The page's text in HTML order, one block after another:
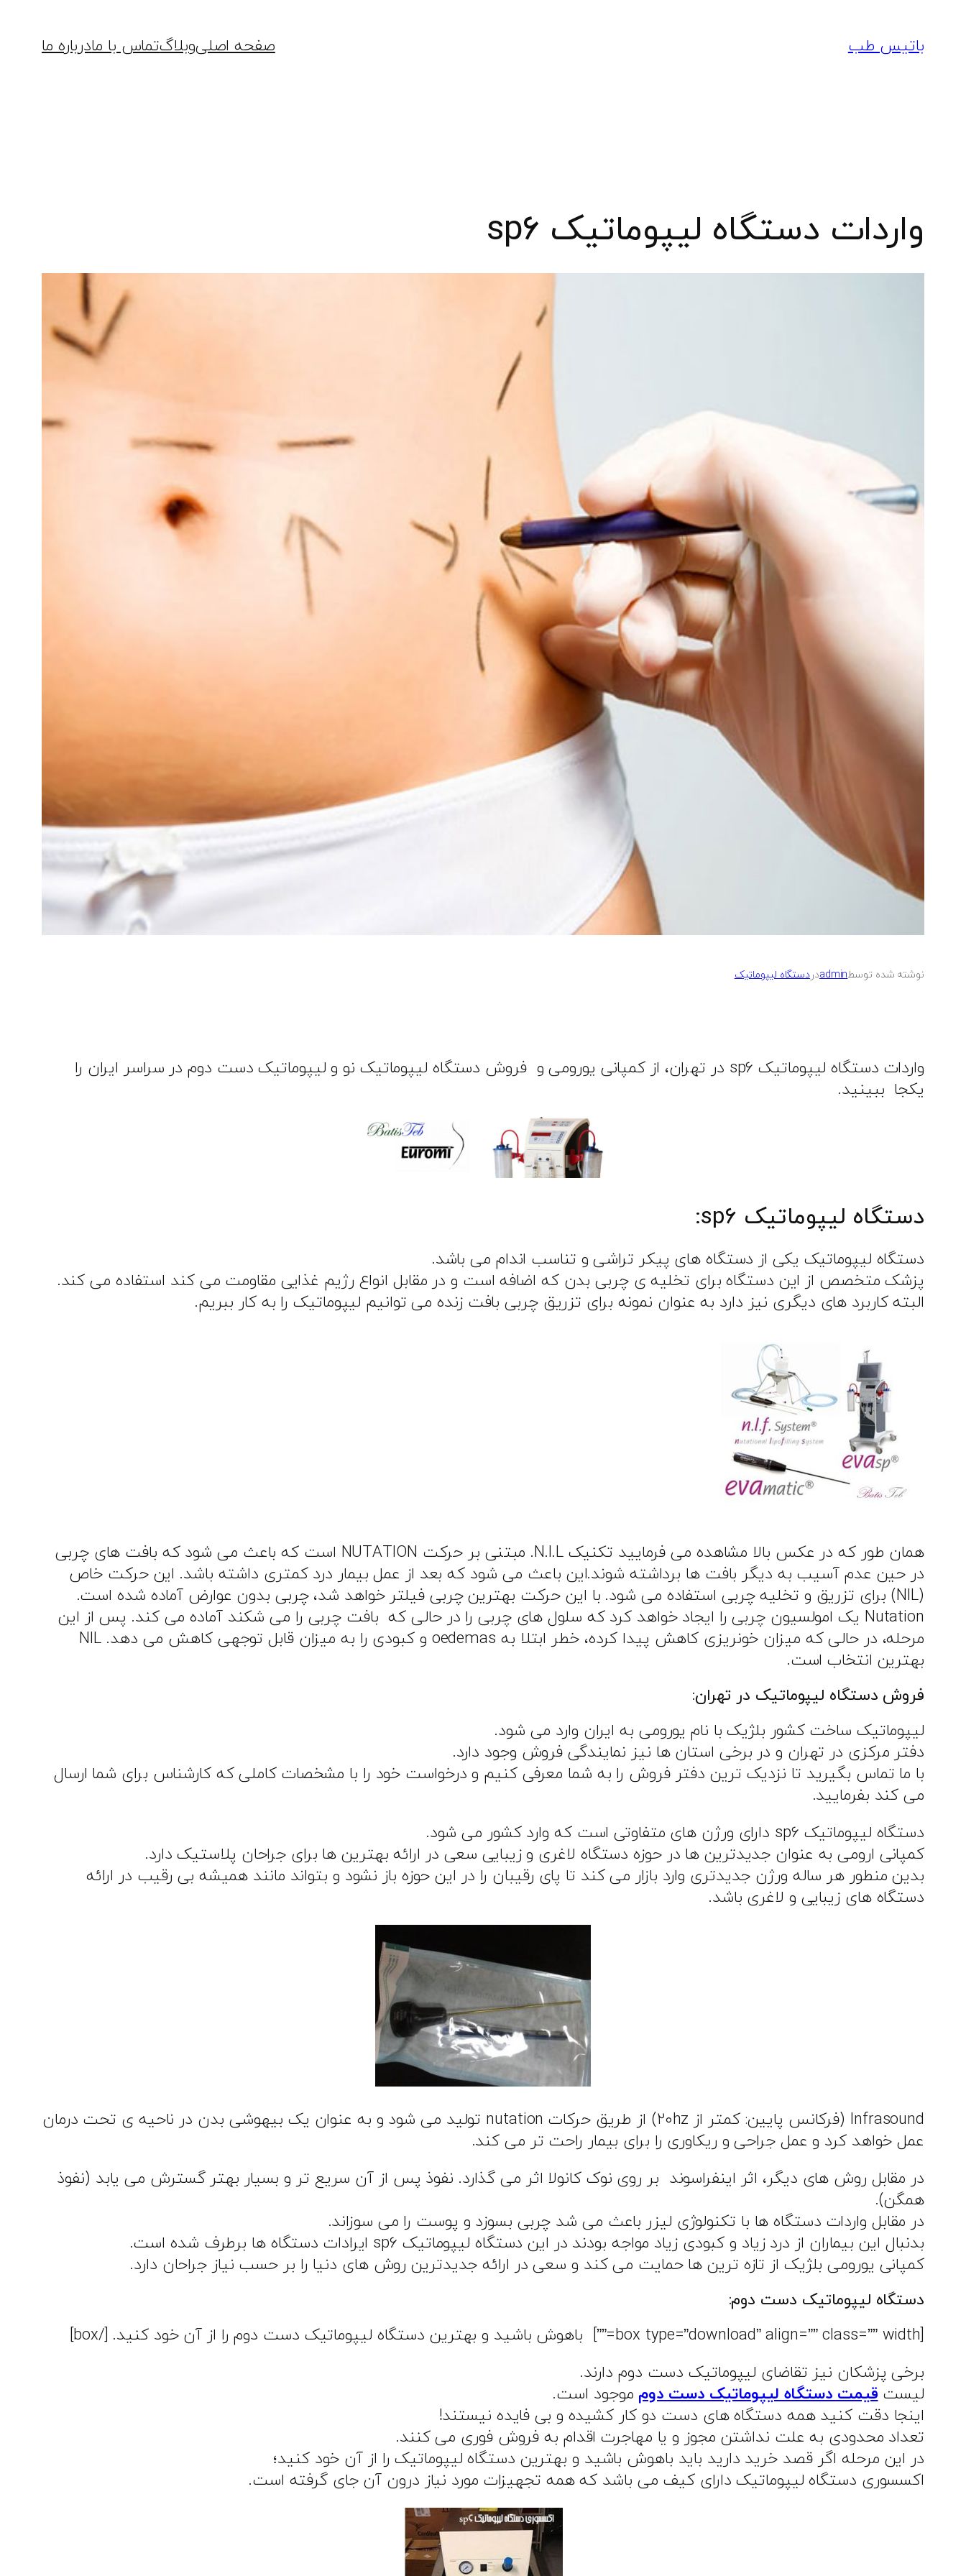
باتیس طب صفحه اصلیوبلاگتماس با مادرباره ما
واردات دستگاه لیپوماتیک sp۶
نوشته شده توسطadminدر دستگاه لیپوماتیک
واردات دستگاه لیپوماتیک sp۶ در تهران، از کمپانی یورومی و فروش دستگاه لیپوماتیک نو و لیپوماتیک دست دوم در سراسر ایران را
یکجا ببینید.
دستگاه لیپوماتیک sp۶:
دستگاه لیپوماتیک یکی از دستگاه های پیکر تراشی و تناسب اندام می باشد.
پزشک متخصص از این دستگاه برای تخلیه ی چربی بدن که اضافه است و در مقابل انواع رژیم غذایی مقاومت می کند استفاده می کند.
البته کاربرد های دیگری نیز دارد به عنوان نمونه برای تزریق چربی بافت زنده می توانیم لیپوماتیک را به کار ببریم.
همان طور که در عکس بالا مشاهده می فرمایید تکنیک N.I.L. مبتنی بر حرکت NUTATION است که باعث می شود که بافت های چربی
در حین عدم آسیب به دیگر بافت ها برداشته شوند.این باعث می شود که بعد از عمل بیمار درد کمتری داشته باشد. این حرکت خاص
(NIL) برای تزریق و تخلیه چربی استفاده می شود. با این حرکت بهترین چربی فیلتر خواهد شد، چربی بدون عوارض آماده شده است.
Nutation یک امولسیون چربی را ایجاد خواهد کرد که سلول های چربی را در حالی که بافت چربی را می شکند آماده می کند. پس از این
مرحله، در حالی که میزان خونریزی کاهش پیدا کرده، خطر ابتلا به oedemas و کبودی را به میزان قابل توجهی کاهش می دهد. NIL
بهترین انتخاب است.
فروش دستگاه لیپوماتیک در تهران:
لیپوماتیک ساخت کشور بلژیک با نام یورومی به ایران وارد می شود.
دفتر مرکزی در تهران و در برخی استان ها نیز نمایندگی فروش وجود دارد.
با ما تماس بگیرید تا نزدیک ترین دفتر فروش را به شما معرفی کنیم و درخواست خود را با مشخصات کاملی که کارشناس برای شما ارسال
می کند بفرمایید.
دستگاه لیپوماتیک sp۶ دارای ورژن های متفاوتی است که وارد کشور می شود.
کمپانی ارومی به عنوان جدیدترین ها در حوزه دستگاه لاغری و زیبایی سعی در ارائه بهترین ها برای جراحان پلاستیک دارد.
بدین منطور هر ساله ورژن جدیدتری وارد بازار می کند تا پای رقیبان را در این حوزه باز نشود و بتواند مانند همیشه بی رقیب در ارائه
دستگاه های زیبایی و لاغری باشد.
Infrasound (فرکانس پایین: کمتر از ۲۰hz) از طریق حرکات nutation تولید می شود و به عنوان یک بیهوشی بدن در ناحیه ی تحت درمان
عمل خواهد کرد و عمل جراحی و ریکاوری را برای بیمار راحت تر می کند.
در مقابل روش های دیگر، اثر اینفراسوند بر روی نوک کانولا اثر می گذارد. نفوذ پس از آن سریع تر و بسیار بهتر گسترش می یابد (نفوذ
همگن).
در مقابل واردات دستگاه ها با تکنولوژی لیزر باعث می شد چربی بسوزد و پوست را می سوزاند.
بدنبال این بیماران از درد زیاد و کبودی زیاد مواجه بودند در این دستگاه لیپوماتیک sp۶ ایرادات دستگاه ها برطرف شده است.
کمپانی یورومی بلژیک از تازه ترین ها حمایت می کند و سعی در ارائه جدیدترین روش های دنیا را بر حسب نیاز جراحان دارد.
دستگاه لیپوماتیک دست دوم:
[box type=”download” align=”” class=”” width=””] باهوش باشید و بهترین دستگاه لیپوماتیک دست دوم را از آن خود کنید. [/box]
برخی پزشکان نیز تقاضای لیپوماتیک دست دوم دارند.
لیستقیمت دستگاه لیپوماتیک دست دوم موجود است.
اینجا دقت کنید همه دستگاه های دست دو کار کشیده و بی فایده نیستند!
تعداد محدودی به علت نداشتن مجوز و یا مهاجرت اقدام به فروش فوری می کنند.
در این مرحله اگر قصد خرید دارید باید باهوش باشید و بهترین دستگاه لیپوماتیک را از آن خود کنید؛
اکسسوری دستگاه لیپوماتیک دارای کیف می باشد که همه تجهیزات مورد نیاز درون آن جای گرفته است.